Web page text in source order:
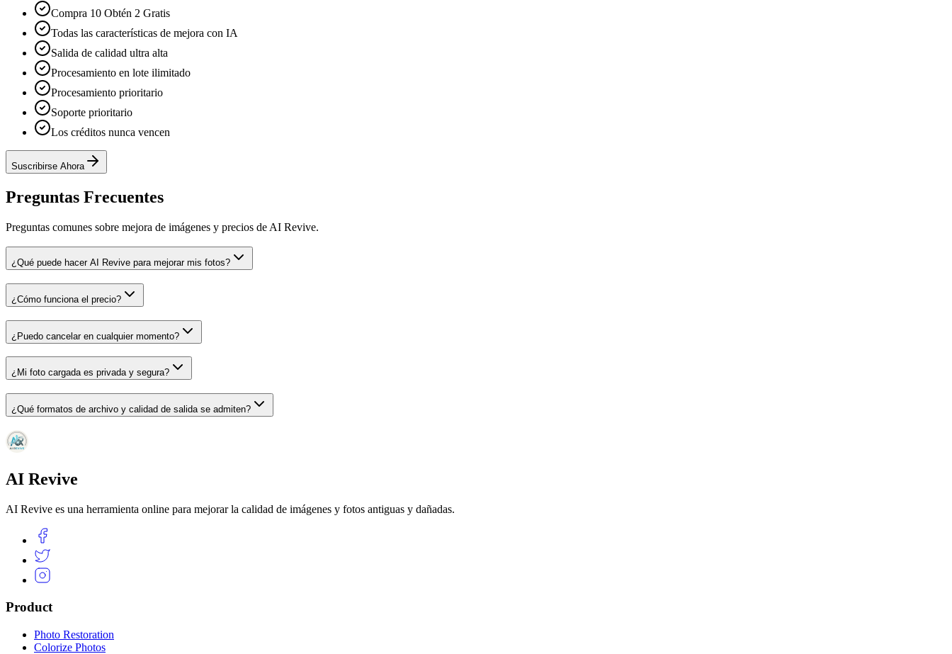
Compra 10 Obtén 2 Gratis
Todas las características de mejora con IA
Salida de calidad ultra alta
Procesamiento en lote ilimitado
Procesamiento prioritario
Soporte prioritario
Los créditos nunca vencen
Suscribirse Ahora
Preguntas Frecuentes
Preguntas comunes sobre mejora de imágenes y precios de AI Revive.
¿Qué puede hacer AI Revive para mejorar mis fotos?
¿Cómo funciona el precio?
¿Puedo cancelar en cualquier momento?
¿Mi foto cargada es privada y segura?
¿Qué formatos de archivo y calidad de salida se admiten?
AI Revive
AI Revive es una herramienta online para mejorar la calidad de imágenes y fotos antiguas y dañadas.
Product
Photo Restoration
Colorize Photos